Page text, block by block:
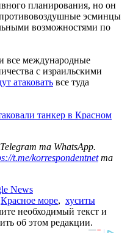
планирования, но он
эсминцы
возможностями по
все международные
с израильскими
атаковать все туда
танкер в Красном
та WhatsApp.
t.me/korrespondentnetта
News
Красное море, хуситы
необходимый текст и
об этом редакции.